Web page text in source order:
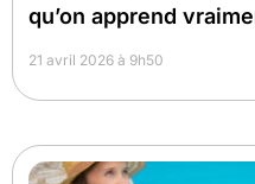
qu’on apprend
21 avril 2026 à 9h50